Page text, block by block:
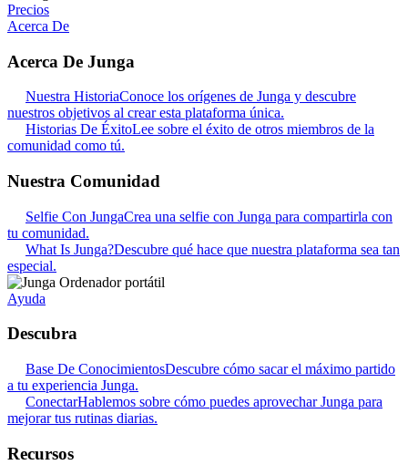
Precios
Acerca De
Acerca De Junga
Nuestra HistoriaConoce los orígenes de Junga y descubre
nuestros objetivos al crear esta plataforma única.
Historias De ÉxitoLee sobre el éxito de otros miembros de la
comunidad como tú.
Nuestra Comunidad
Selfie Con JungaCrea una selfie con Junga para compartirla con
tu comunidad.
What Is Junga?Descubre qué hace que nuestra plataforma sea tan
especial.
Ayuda
Descubra
Base De ConocimientosDescubre cómo sacar el máximo partido
a tu experiencia Junga.
ConectarHablemos sobre cómo puedes aprovechar Junga para
mejorar tus rutinas diarias.
Recursos